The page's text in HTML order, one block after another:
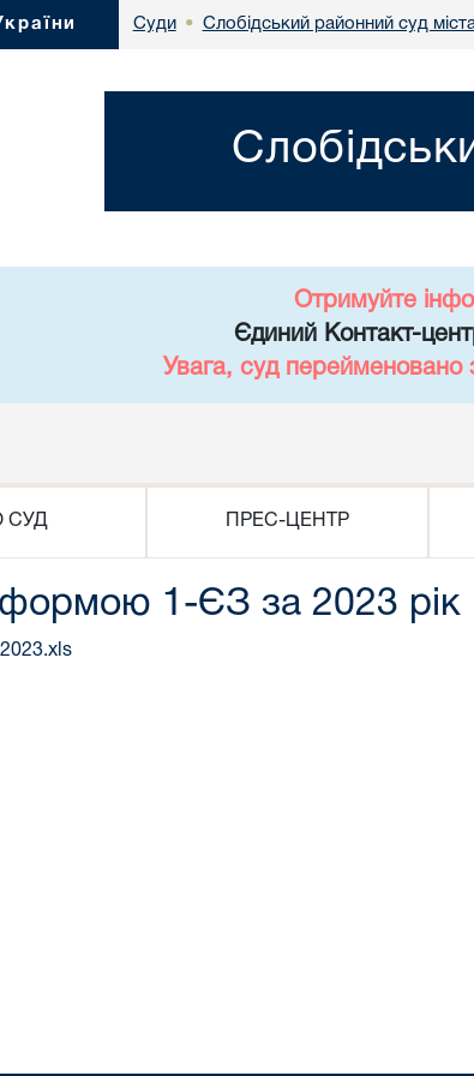
Суди • Слобідський районний суд
Отримуйте
Єдиний Контакт-
Увага, суд перейменовано
СУД ПРЕС-ЦЕНТР
формою 1-ЄЗ за 2023 рік